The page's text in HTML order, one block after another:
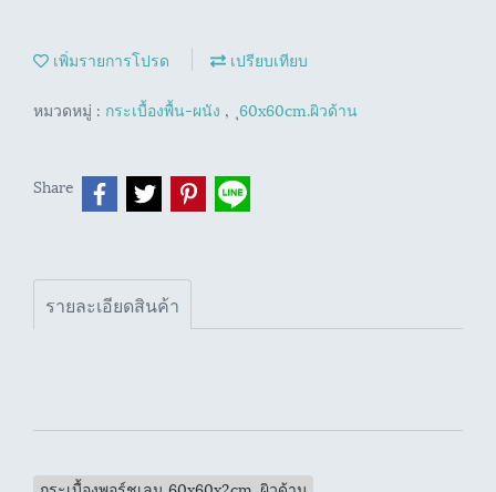
เพิ่มรายการโปรด เปรียบเทียบ
หมวดหมู่ : กระเบื้องพื้น-ผนัง , ุ60x60cm.ผิวด้าน
Share
รายละเอียดสินค้า